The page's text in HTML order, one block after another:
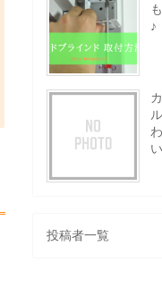
♪
投稿者一覧